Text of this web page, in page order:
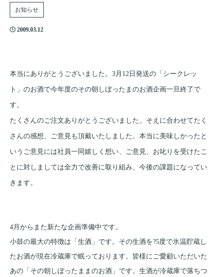
お知らせ
2009.03.12
本当にありがとうございました。3月12日発送の「シークレッ
ト」のお酒で今年度のその朝しぼったまのお酒企画一旦終了で
す。
たくさんのご注文ありがとうございました。そえに合わせてたく
さんの感想、ご意見も頂戴いたしました。本当に美味しかったと
いうご意見には社員一同嬉しく想い、ご意見、お叱りを受けたこ
とに対しましては全力で改善に取り組み、今後の課題になってい
きます。
4月からまた新たな企画準備中です。
小鼓の最大の特徴は「生酒」です。その生酒を?5度で氷温貯蔵し
たお酒が現在冷蔵庫で眠っております。皆様にご愛顧いただいた
あの「その朝しぼったままのお酒」です。生酒が冷蔵庫で落ちつ